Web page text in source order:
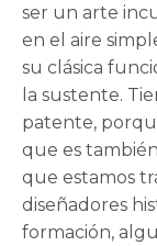
ser un arte
en el aire
su clásica
la sustente.
patente,
que es
que estamos
diseñadores
formación,